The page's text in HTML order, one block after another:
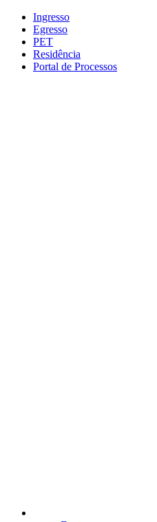
Conteúdo principal
Ingresso
Egresso
PET
Residência
Portal de Processos